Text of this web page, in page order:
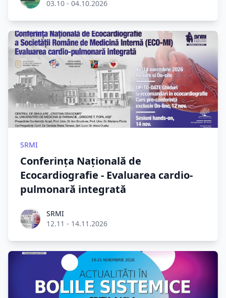
03.10 - 04.10.2026
SRMI
Conferința Națională de
Ecocardiografie - Evaluarea cardio-
pulmonară integrată
Roel Aufderehar
SRMI
12.11 - 14.11.2026